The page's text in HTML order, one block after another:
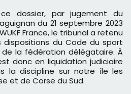
dossier, par jugement du
du 21 septembre 2023
France, le tribunal a retenu
dispositions du Code du sport
la fédération délégataire. À
donc en liquidation judiciaire
la discipline sur notre île les
et de Corse du Sud.